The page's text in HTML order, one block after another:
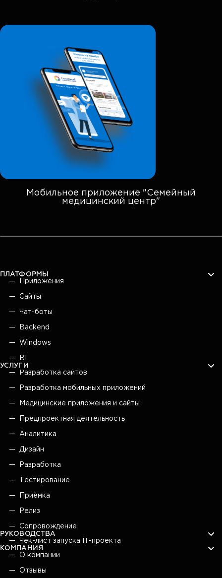
Мобильное приложение "Семейный
медицинский центр"
ПЛАТФОРМЫ
Приложения
Сайты
Чат-боты
Backend
Windows
BI
УСЛУГИ
Разработка сайтов
Разработка мобильных приложений
Медицинские приложения и сайты
Предпроектная деятельность
Аналитика
Дизайн
Разработка
Тестирование
Приёмка
Релиз
Сопровождение
РУКОВОДСТВА
Чек-лист запуска IT-проекта
КОМПАНИЯ
О компании
Отзывы